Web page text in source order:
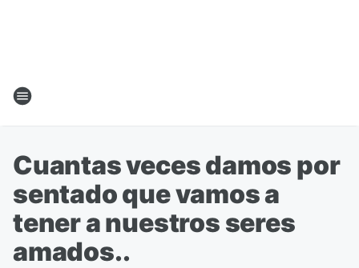
Cuantas veces damos por
sentado que vamos a
tener a nuestros seres
amados..